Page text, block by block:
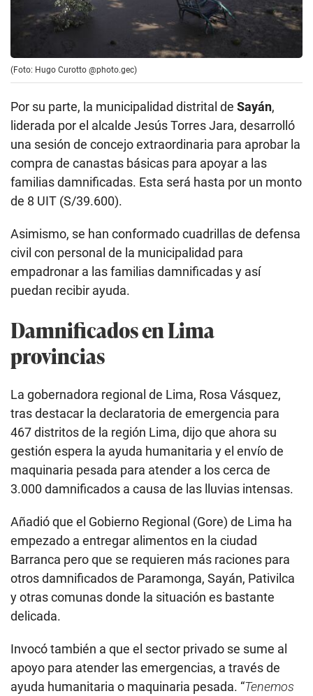
(Foto: Hugo Curotto @photo.gec)
Por su parte, la municipalidad distrital de Sayán,
liderada por el alcalde Jesús Torres Jara, desarrolló
una sesión de concejo extraordinaria para aprobar la
compra de canastas básicas para apoyar a las
familias damnificadas. Esta será hasta por un monto
de 8 UIT (S/39.600).
Asimismo, se han conformado cuadrillas de defensa
civil con personal de la municipalidad para
empadronar a las familias damnificadas y así
puedan recibir ayuda.
Damnificados en Lima
provincias
La gobernadora regional de Lima, Rosa Vásquez,
tras destacar la declaratoria de emergencia para
467 distritos de la región Lima, dijo que ahora su
gestión espera la ayuda humanitaria y el envío de
maquinaria pesada para atender a los cerca de
3.000 damnificados a causa de las lluvias intensas.
Añadió que el Gobierno Regional (Gore) de Lima ha
empezado a entregar alimentos en la ciudad
Barranca pero que se requieren más raciones para
otros damnificados de Paramonga, Sayán, Pativilca
y otras comunas donde la situación es bastante
delicada.
Invocó también a que el sector privado se sume al
apoyo para atender las emergencias, a través de
ayuda humanitaria o maquinaria pesada. “Tenemos